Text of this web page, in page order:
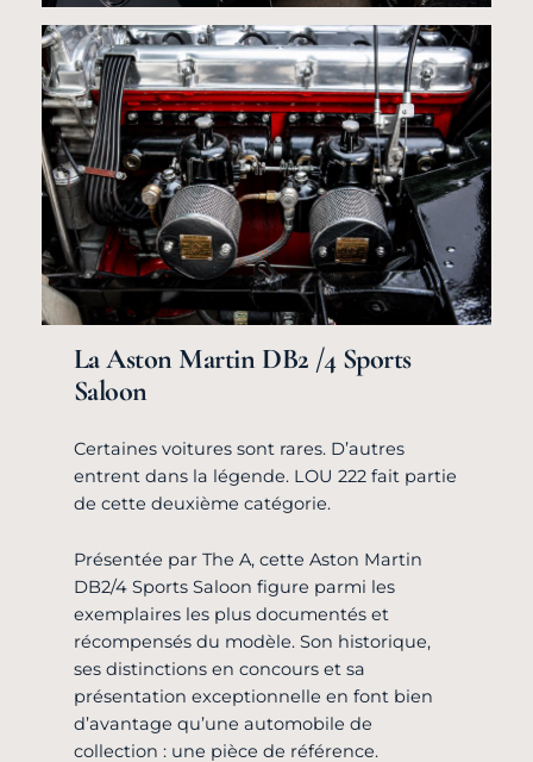
La Aston Martin DB2 /4 Sports
Saloon
Certaines voitures sont rares. D’autres
entrent dans la légende. LOU 222 fait partie
de cette deuxième catégorie.
Présentée par The A, cette Aston Martin
DB2/4 Sports Saloon figure parmi les
exemplaires les plus documentés et
récompensés du modèle. Son historique,
ses distinctions en concours et sa
présentation exceptionnelle en font bien
d’avantage qu’une automobile de
collection : une pièce de référence.